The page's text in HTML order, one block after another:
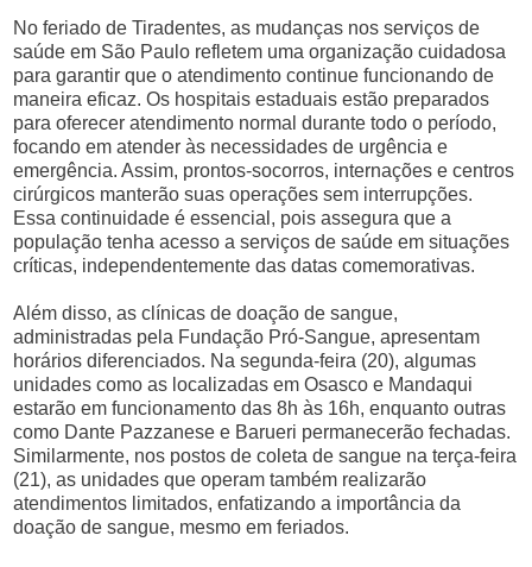
No feriado de Tiradentes, as mudanças nos serviços de
saúde em São Paulo refletem uma organização cuidadosa
para garantir que o atendimento continue funcionando de
maneira eficaz. Os hospitais estaduais estão preparados
para oferecer atendimento normal durante todo o período,
focando em atender às necessidades de urgência e
emergência. Assim, prontos-socorros, internações e centros
cirúrgicos manterão suas operações sem interrupções.
Essa continuidade é essencial, pois assegura que a
população tenha acesso a serviços de saúde em situações
críticas, independentemente das datas comemorativas.
Além disso, as clínicas de doação de sangue,
administradas pela Fundação Pró-Sangue, apresentam
horários diferenciados. Na segunda-feira (20), algumas
unidades como as localizadas em Osasco e Mandaqui
estarão em funcionamento das 8h às 16h, enquanto outras
como Dante Pazzanese e Barueri permanecerão fechadas.
Similarmente, nos postos de coleta de sangue na terça-feira
(21), as unidades que operam também realizarão
atendimentos limitados, enfatizando a importância da
doação de sangue, mesmo em feriados.